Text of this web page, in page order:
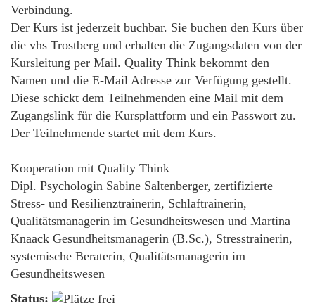
Verbindung.
Der Kurs ist jederzeit buchbar. Sie buchen den Kurs über
die vhs Trostberg und erhalten die Zugangsdaten von der
Kursleitung per Mail. Quality Think bekommt den
Namen und die E-Mail Adresse zur Verfügung gestellt.
Diese schickt dem Teilnehmenden eine Mail mit dem
Zugangslink für die Kursplattform und ein Passwort zu.
Der Teilnehmende startet mit dem Kurs.
Kooperation mit Quality Think
Dipl. Psychologin Sabine Saltenberger, zertifizierte
Stress- und Resilienztrainerin, Schlaftrainerin,
Qualitätsmanagerin im Gesundheitswesen und Martina
Knaack Gesundheitsmanagerin (B.Sc.), Stresstrainerin,
systemische Beraterin, Qualitätsmanagerin im
Gesundheitswesen
Status: